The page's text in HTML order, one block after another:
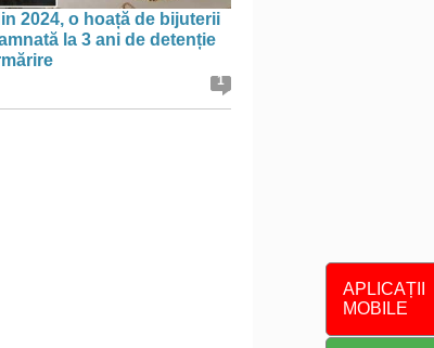
APLICAȚII
MOBILE
2024, o hoață de bijuterii
la 3 ani de detenție
1